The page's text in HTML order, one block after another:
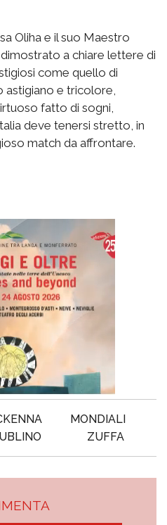
Oliha e il suo Maestro
a chiare lettere di
come quello di
astigiano e tricolore,
fatto di sogni,
deve tenersi stretto, in
match da affrontare.
MONDIALI
ZUFFA